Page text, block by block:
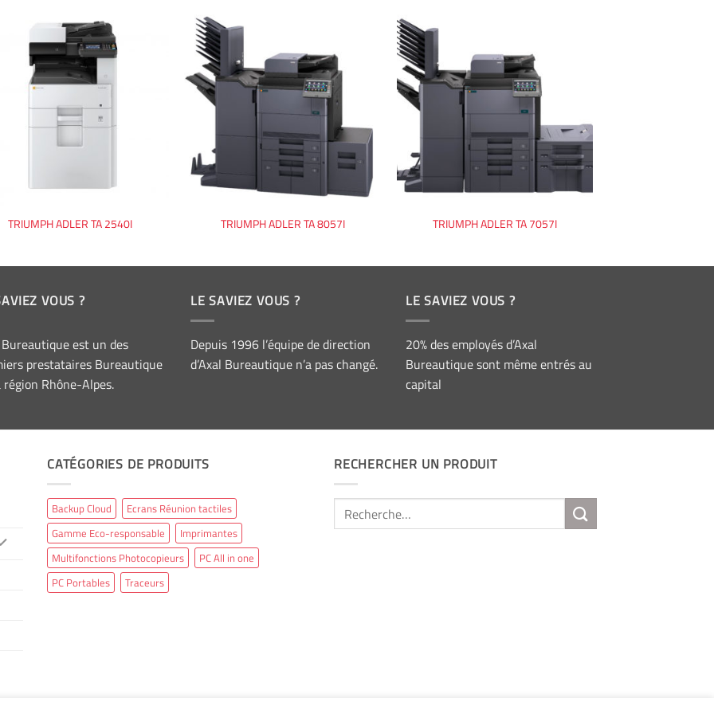
TRIUMPH ADLER TA 2540I TRIUMPH ADLER TA 8057I TRIUMPH ADLER TA 7057I
VOUS ?
est un des
prestataires Bureautique
région Rhône-Alpes.
LE SAVIEZ VOUS ?
Depuis 1996 l’équipe de direction
d’Axal Bureautique n’a pas changé.
LE SAVIEZ VOUS ?
20% des employés d’Axal
Bureautique sont même entrés au
capital
CATÉGORIES DE PRODUITS
Backup Cloud
Ecrans Réunion tactiles
Gamme Eco-responsable
Imprimantes
Multifonctions Photocopieurs
PC All in one
PC Portables
Traceurs
RECHERCHER UN PRODUIT
Recherche
pour :